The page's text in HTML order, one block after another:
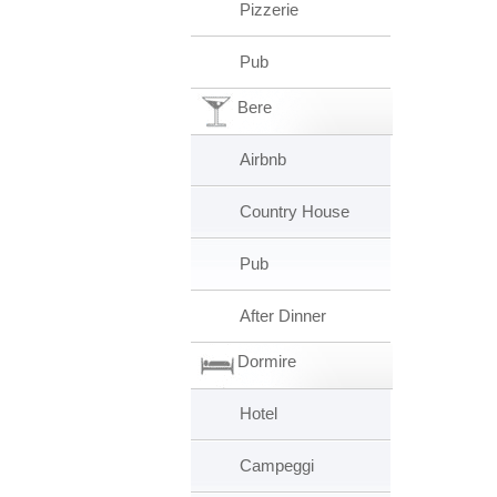
Pizzerie
Pub
Bere
Airbnb
Country House
Pub
After Dinner
Dormire
Hotel
Campeggi